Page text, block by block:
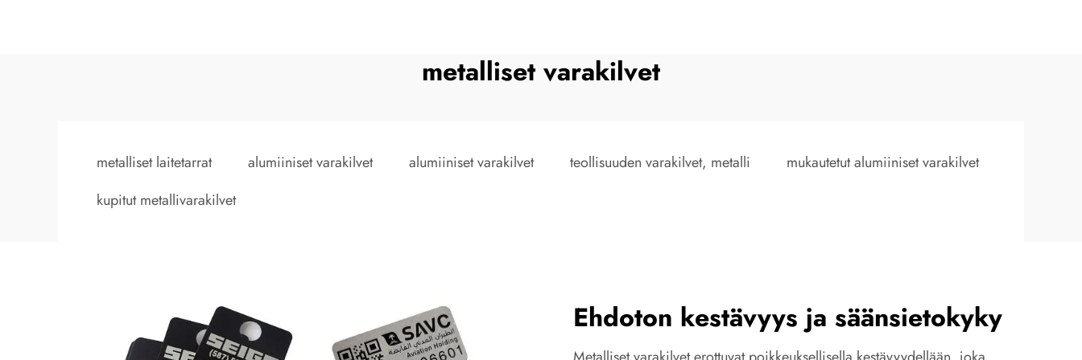
metalliset varakilvet
metalliset laitetarrat alumiiniset varakilvet alumiiniset varakilvet teollisuuden varakilvet, metalli
mukautetut alumiiniset varakilvet
kupitut metallivarakilvet
Ehdoton kestävyys ja säänsietokyky